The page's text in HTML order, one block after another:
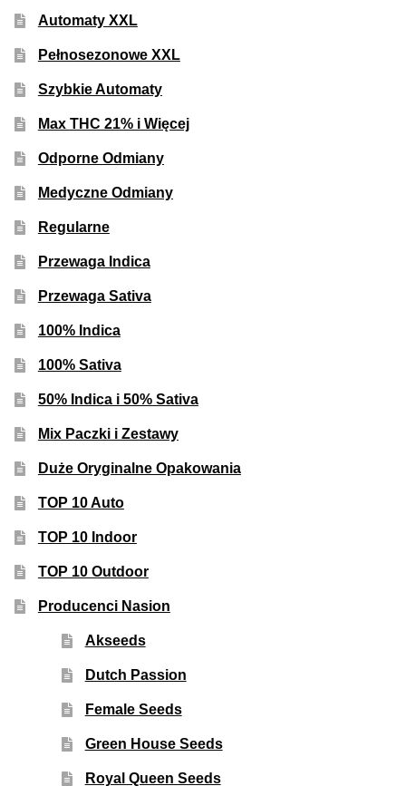
Automaty XXL
Pełnosezonowe XXL
Szybkie Automaty
Max THC 21% i Więcej
Odporne Odmiany
Medyczne Odmiany
Regularne
Przewaga Indica
Przewaga Sativa
100% Indica
100% Sativa
50% Indica i 50% Sativa
Mix Paczki i Zestawy
Duże Oryginalne Opakowania
TOP 10 Auto
TOP 10 Indoor
TOP 10 Outdoor
Producenci Nasion
Akseeds
Dutch Passion
Female Seeds
Green House Seeds
Royal Queen Seeds